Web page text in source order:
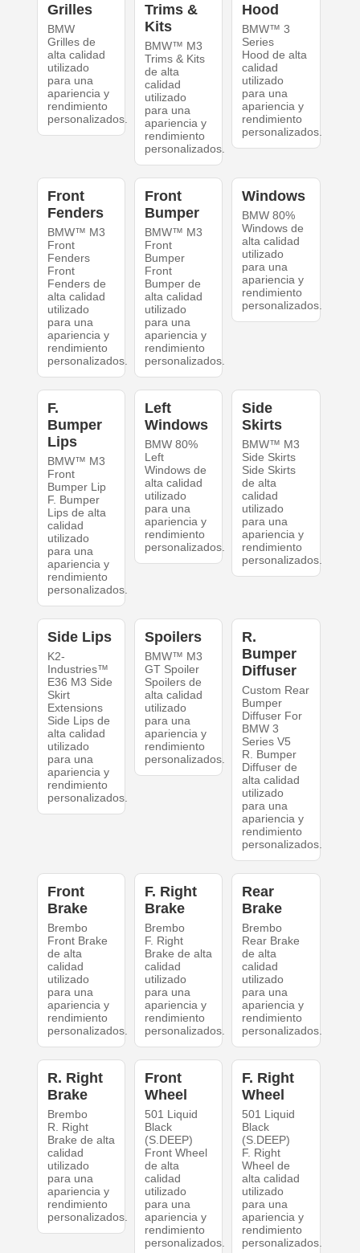
Grilles
BMW
Grilles de
alta calidad
utilizado
para una
apariencia y
rendimiento
personalizados.
Trims &
Kits
BMW™ M3
Trims & Kits
de alta
calidad
utilizado
para una
apariencia y
rendimiento
personalizados.
Hood
BMW™ 3
Series
Hood de alta
calidad
utilizado
para una
apariencia y
rendimiento
personalizados.
Front
Fenders
BMW™ M3
Front
Fenders
Front
Fenders de
alta calidad
utilizado
para una
apariencia y
rendimiento
personalizados.
Front
Bumper
BMW™ M3
Front
Bumper
Front
Bumper de
alta calidad
utilizado
para una
apariencia y
rendimiento
personalizados.
Windows
BMW 80%
Windows de
alta calidad
utilizado
para una
apariencia y
rendimiento
personalizados.
F.
Bumper
Lips
BMW™ M3
Front
Bumper Lip
F. Bumper
Lips de alta
calidad
utilizado
para una
apariencia y
rendimiento
personalizados.
Left
Windows
BMW 80%
Left
Windows de
alta calidad
utilizado
para una
apariencia y
rendimiento
personalizados.
Side
Skirts
BMW™ M3
Side Skirts
Side Skirts
de alta
calidad
utilizado
para una
apariencia y
rendimiento
personalizados.
Side Lips
K2-
Industries™
E36 M3 Side
Skirt
Extensions
Side Lips de
alta calidad
utilizado
para una
apariencia y
rendimiento
personalizados.
Spoilers
BMW™ M3
GT Spoiler
Spoilers de
alta calidad
utilizado
para una
apariencia y
rendimiento
personalizados.
R.
Bumper
Diffuser
Custom Rear
Bumper
Diffuser For
BMW 3
Series V5
R. Bumper
Diffuser de
alta calidad
utilizado
para una
apariencia y
rendimiento
personalizados.
Front
Brake
Brembo
Front Brake
de alta
calidad
utilizado
para una
apariencia y
rendimiento
personalizados.
F. Right
Brake
Brembo
F. Right
Brake de alta
calidad
utilizado
para una
apariencia y
rendimiento
personalizados.
Rear
Brake
Brembo
Rear Brake
de alta
calidad
utilizado
para una
apariencia y
rendimiento
personalizados.
R. Right
Brake
Brembo
R. Right
Brake de alta
calidad
utilizado
para una
apariencia y
rendimiento
personalizados.
Front
Wheel
501 Liquid
Black
(S.DEEP)
Front Wheel
de alta
calidad
utilizado
para una
apariencia y
rendimiento
personalizados.
F. Right
Wheel
501 Liquid
Black
(S.DEEP)
F. Right
Wheel de
alta calidad
utilizado
para una
apariencia y
rendimiento
personalizados.